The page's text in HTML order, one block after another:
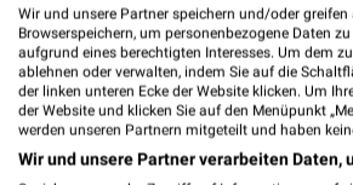
Wir und unsere Partner speichern und/oder
Browserspeichern, um personenbezogene Daten
aufgrund eines berechtigten Interesses. Um dem
ablehnen oder verwalten, indem Sie auf die
der linken unteren Ecke der Website klicken. Um
der Website und klicken Sie auf den Menüpunkt
werden unseren Partnern mitgeteilt und haben
Wir und unsere Partner verarbeiten Daten,